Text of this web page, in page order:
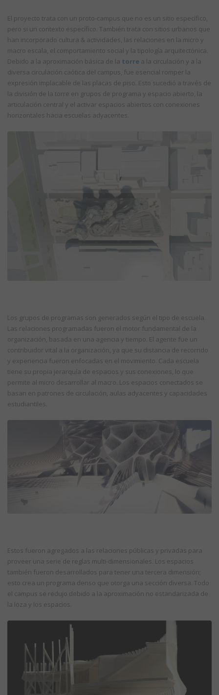
El proyecto trata con un proto-campus que no es un sitio específico,
pero si un contexto específico. También trata con sitios urbanos que
han incorporado cultura & actividades, las relaciones en la micro y
macro escala, el comportamiento social y la tipología arquitectónica.
Debido a la aproximación básica de la torre a la circulación y a la
diversa circulación caótica del campus, fue esencial romper la
expresión implacable de las placas de piso. Esto sucedió a través de
la división de la torre en grupos de programa y espacio abierto, la
articulación central y el activar espacios abiertos con conexiones
horizontales hacia escuelas adyacentes.
Los grupos de programas son generados según el tipo de escuela.
Las relaciones programadas fueron el motor fundamental de la
organización, basada en una agencia y tiempo. El agente fue un
contribuidor vital a la organización, ya que su distancia de recorrido
y experiencia fueron enfocadas en el movimiento. Cada escuela
tiene su propia jerarquía de espacios y sus conexiones, lo que
permite al micro desarrollar al macro. Los espacios conectados se
basan en patrones de circulación, aulas adyacentes y capacidades
estudiantiles.
Estos fueron agregados a las relaciones públicas y privadas para
proveer una serie de reglas multi-dimensionales. Los espacios
también fueron desarrollados para tener una tercera dimensión;
esto crea un programa denso que otorga una sección diversa. Todo
el campus se redujo debido a la aproximación no estandarizada de
la loza y los espacios.